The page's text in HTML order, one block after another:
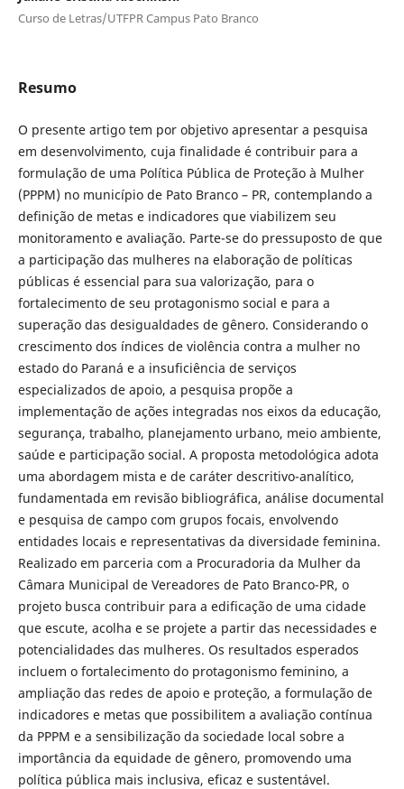
Curso de Letras/UTFPR Campus Pato Branco
Resumo
O presente artigo tem por objetivo apresentar a pesquisa
em desenvolvimento, cuja finalidade é contribuir para a
formulação de uma Política Pública de Proteção à Mulher
(PPPM) no município de Pato Branco – PR, contemplando a
definição de metas e indicadores que viabilizem seu
monitoramento e avaliação. Parte-se do pressuposto de que
a participação das mulheres na elaboração de políticas
públicas é essencial para sua valorização, para o
fortalecimento de seu protagonismo social e para a
superação das desigualdades de gênero. Considerando o
crescimento dos índices de violência contra a mulher no
estado do Paraná e a insuficiência de serviços
especializados de apoio, a pesquisa propõe a
implementação de ações integradas nos eixos da educação,
segurança, trabalho, planejamento urbano, meio ambiente,
saúde e participação social. A proposta metodológica adota
uma abordagem mista e de caráter descritivo-analítico,
fundamentada em revisão bibliográfica, análise documental
e pesquisa de campo com grupos focais, envolvendo
entidades locais e representativas da diversidade feminina.
Realizado em parceria com a Procuradoria da Mulher da
Câmara Municipal de Vereadores de Pato Branco-PR, o
projeto busca contribuir para a edificação de uma cidade
que escute, acolha e se projete a partir das necessidades e
potencialidades das mulheres. Os resultados esperados
incluem o fortalecimento do protagonismo feminino, a
ampliação das redes de apoio e proteção, a formulação de
indicadores e metas que possibilitem a avaliação contínua
da PPPM e a sensibilização da sociedade local sobre a
importância da equidade de gênero, promovendo uma
política pública mais inclusiva, eficaz e sustentável.